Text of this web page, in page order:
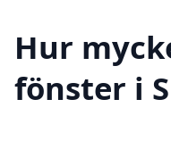
Hur
fönster i